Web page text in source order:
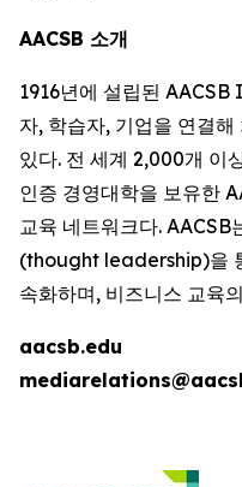
AACSB 소개
1916년에 설립된
자, 학습자, 기업을 연결
있다. 전 세계 2,000개 이
인증 경영대학을 보유한
교육 네트워크다. AACSB
(thought leadership)을
속화하며, 비즈니스 교육
aacsb.edu